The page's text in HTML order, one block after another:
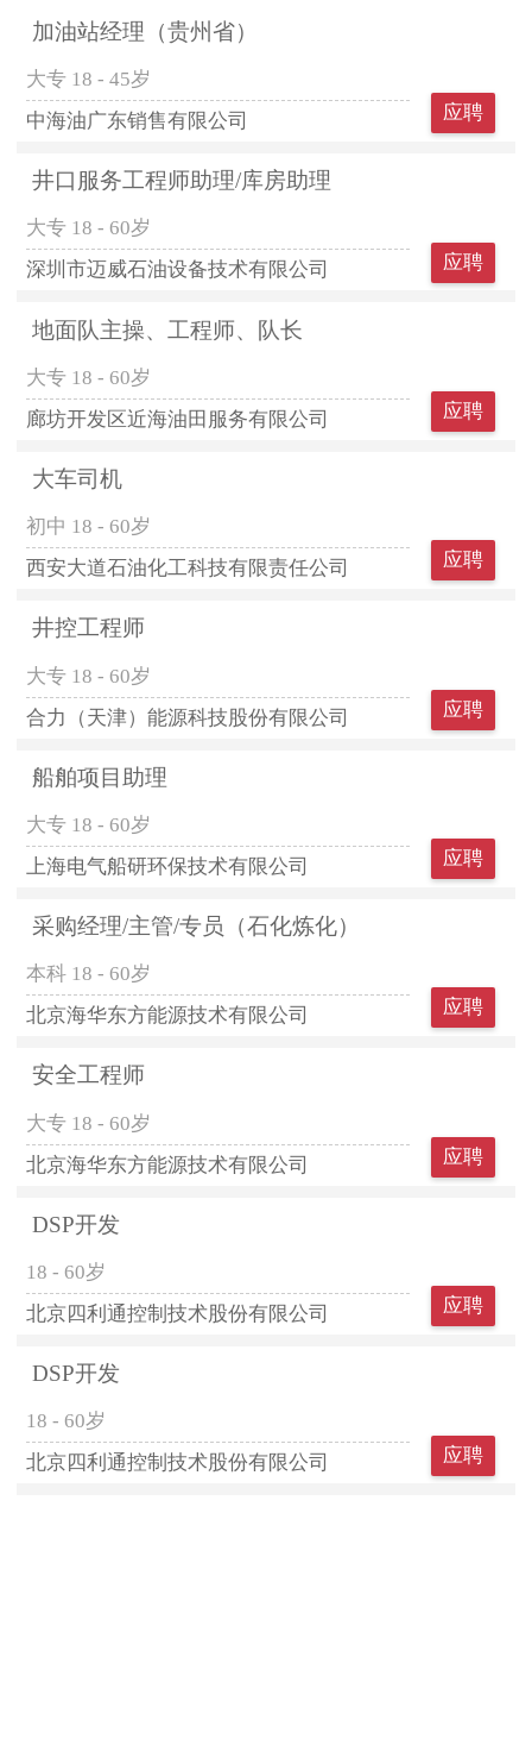
加油站经理（贵州省）
大专 18 - 45岁
中海油广东销售有限公司
应聘
井口服务工程师助理/库房助理
大专 18 - 60岁
深圳市迈威石油设备技术有限公司
应聘
地面队主操、工程师、队长
大专 18 - 60岁
廊坊开发区近海油田服务有限公司
应聘
大车司机
初中 18 - 60岁
西安大道石油化工科技有限责任公司
应聘
井控工程师
大专 18 - 60岁
合力（天津）能源科技股份有限公司
应聘
船舶项目助理
大专 18 - 60岁
上海电气船研环保技术有限公司
应聘
采购经理/主管/专员（石化炼化）
本科 18 - 60岁
北京海华东方能源技术有限公司
应聘
安全工程师
大专 18 - 60岁
北京海华东方能源技术有限公司
应聘
DSP开发
18 - 60岁
北京四利通控制技术股份有限公司
应聘
DSP开发
18 - 60岁
北京四利通控制技术股份有限公司
应聘